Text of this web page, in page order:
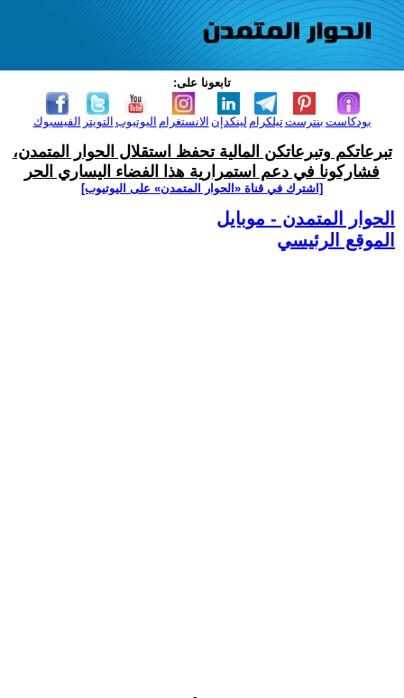
تابعونا على:
الفيسبوك التويتر اليوتيوب الانستغرام لينكدإن تيلكرامبنترست بودكاست
تبرعاتكم وتبرعاتكن المالية تحفظ استقلال الحوار المتمدن،
فشاركونا في دعم استمرارية هذا الفضاء اليساري الحر
[اشترك في قناة ‫«الحوار المتمدن» على اليوتيوب]
الحوار المتمدن - موبايل
الموقع الرئيسي